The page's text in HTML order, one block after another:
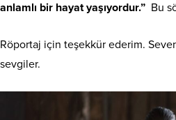
anlamlı bir hayat yaşıyordur.” Bu
Röportaj için teşekkür ederim.
sevgiler.